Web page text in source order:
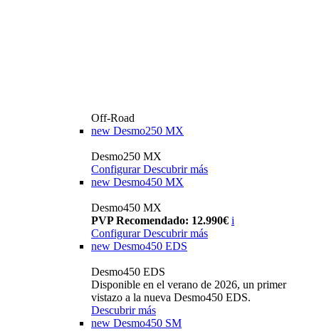
Off-Road
new Desmo250 MX
Desmo250 MX
Configurar Descubrir más
new Desmo450 MX
Desmo450 MX
PVP Recomendado: 12.990€ i
Configurar Descubrir más
new Desmo450 EDS
Desmo450 EDS
Disponible en el verano de 2026, un primer
vistazo a la nueva Desmo450 EDS.
Descubrir más
new Desmo450 SM